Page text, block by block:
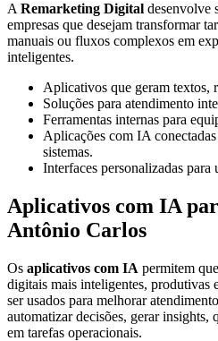
A Remarketing Digital desenvolve
empresas que desejam transformar
manuais ou fluxos complexos em
inteligentes.
Aplicativos que geram textos,
Soluções para atendimento
Ferramentas internas para
Aplicações com IA
sistemas.
Interfaces personalizadas para
Aplicativos com IA
Antônio Carlos
Os aplicativos com IA permitem
digitais mais inteligentes, produtivas
ser usados para melhorar
automatizar decisões, gerar insights,
em tarefas operacionais.